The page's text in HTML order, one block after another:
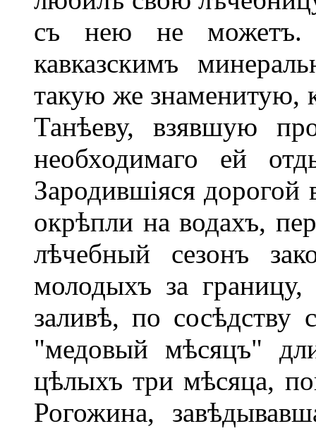
съ нею не
кавказскимъ
такую же знаменитую,
Танѣеву, взявшую
необходимаго ей
Зародившіяся дорогой
окрѣпли на водахъ,
лѣчебный сезонъ
молодыхъ за
заливѣ, по сосѣдству
"медовый мѣсяцъ"
цѣлыхъ три мѣсяца,
Рогожина,